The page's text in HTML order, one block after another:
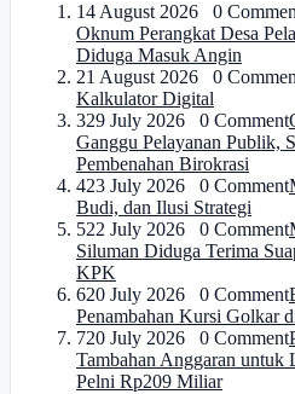
14 August 2026 0
Oknum Perangkat Desa
Diduga Masuk Angin
21 August 2026 0
Kalkulator Digital
329 July 2026 0 Comment
Ganggu Pelayanan Publik,
Pembenahan Birokrasi
423 July 2026 0 Comment
Budi, dan Ilusi Strategi
522 July 2026 0 Comment
Siluman Diduga Terima
KPK
620 July 2026 0 Comment
Penambahan Kursi Golkar
720 July 2026 0 Comment
Tambahan Anggaran untuk
Pelni Rp209 Miliar